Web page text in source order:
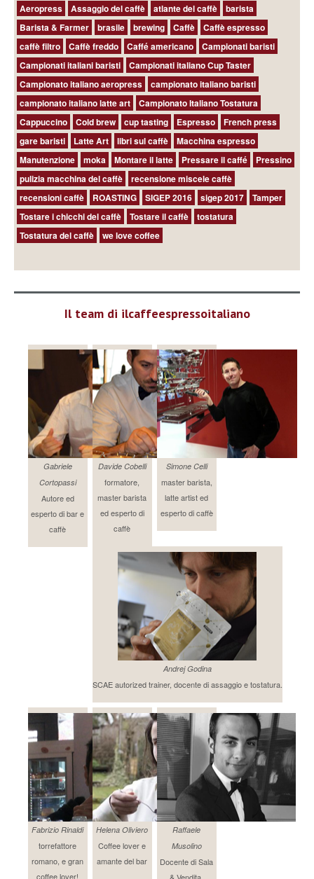
Aeropress Assaggio del caffè atlante del caffè
barista
Barista & Farmer
brasile brewing Caffè
Caffè espresso
caffè filtro
Caffè freddo Caffé americano
Campionati baristi
Campionati italiani baristi
Campionati italiano Cup Taster
Campionato italiano aeropress
campionato italiano baristi
campionato italiano latte art
Campionato Italiano Tostatura
Cappuccino
Cold brew cup tasting Espresso
French press
gare baristi
Latte Art libri sul caffè
Macchina espresso
Manutenzione
moka Montare il latte Pressare il caffé
Pressino
pulizia macchina del caffè
recensione miscele caffè
recensioni caffè
ROASTING SIGEP 2016 sigep 2017
Tamper
Tostare i chicchi del caffè
Tostare il caffè
tostatura
Tostatura del caffè
we love coffee
Il team di ilcaffeespressoitaliano
Gabriele
Cortopassi
Autore ed
esperto di bar e
caffè
Davide Cobelli
formatore,
master barista
ed esperto di
caffè
Simone Celli
master barista,
latte artist ed
esperto di caffè
Andrej Godina
SCAE autorized trainer, docente di assaggio e tostatura.
Fabrizio Rinaldi
torrefattore
romano, e gran
coffee lover!
Helena Oliviero
Coffee lover e
amante del bar
Raffaele
Musolino
Docente di Sala
& Vendita.